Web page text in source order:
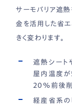
サーモバリア遮熱
金を活用した省エ
きく変わります。
遮熱シート
屋内温度
20％前後
経産省系の